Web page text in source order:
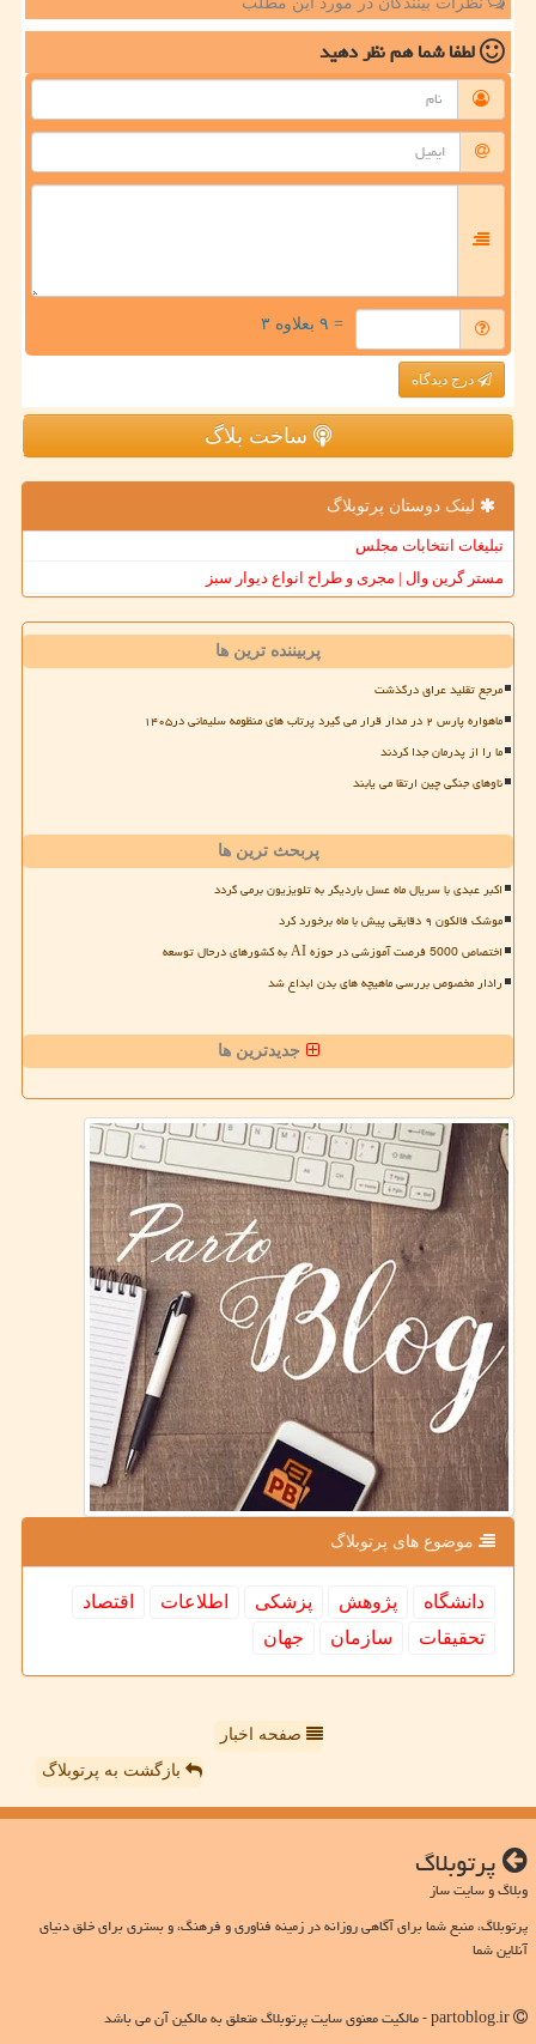
لطفا شما همنظر دهید
= ۹ بعلاوه ۳
درج دیدگاه
ساخت بلاگ
لینک دوستان پرتوبلاگ
تبلیغات انتخابات مجلس
مستر گرین وال | مجری و طراح انواع دیوار سبز
پربیننده ترین ها
مرجع تقلید عراق درگذشت
ماهواره پارس ۲ در مدار قرار می گیرد پرتاب های منظومه سلیمانی در۱۴۰۵
ما را از پدرمان جدا کردند
ناوهای جنگی چین ارتقا می یابند
پربحث ترین ها
اکبر عبدی با سریال ماه عسل باردیگر به تلویزیون برمی گردد
موشک فالکون ۹ دقایقی پیش با ماه برخورد کرد
اختصاص 5000 فرصت آموزشی در حوزه AI به کشورهای درحال توسعه
رادار مخصوص بررسی ماهیچه های بدن ابداع شد
جدیدترین ها
موضوع های پرتوبلاگ
دانشگاه پژوهش پزشكی اطلاعات
اقتصاد
تحقیقات
سازمان جهان
صفحه اخبار
بازگشت به پرتوبلاگ
پرتوبلاگ
وبلاگ و سایت ساز
پرتوبلاگ، منبع شما برای آگاهی روزانه در زمینه فناوری و فرهنگ، و بستری برای خلق دنیای
آنلاین شما